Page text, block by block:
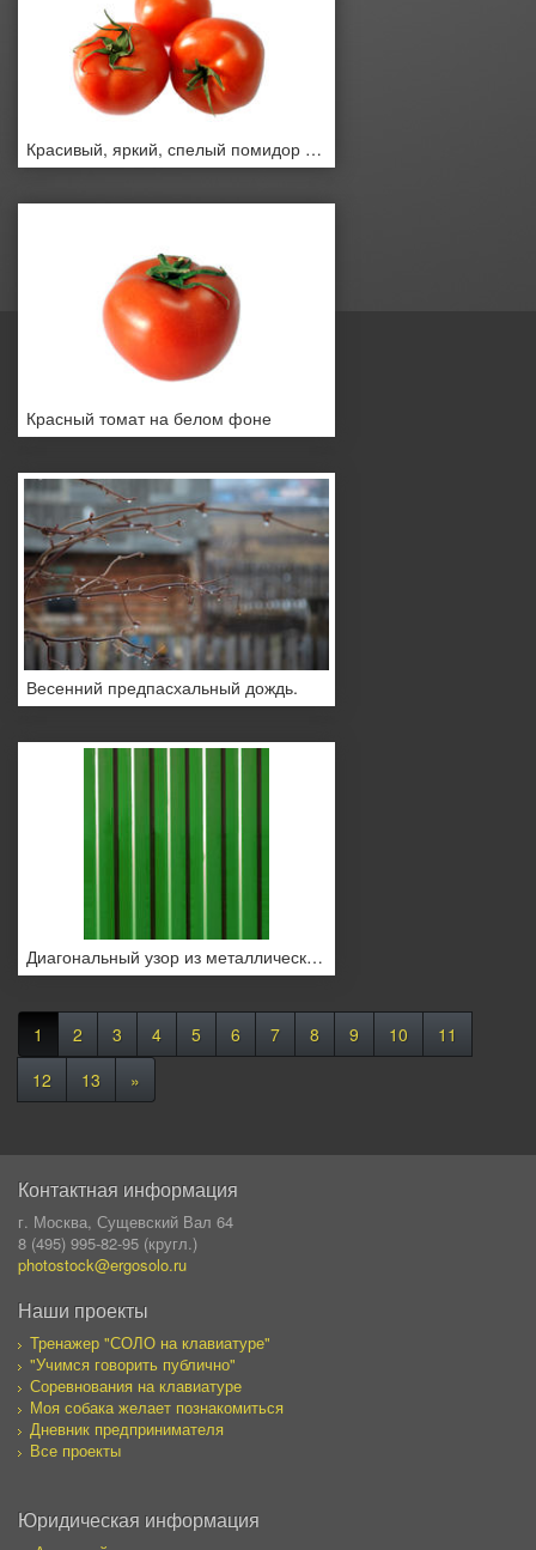
Красивый, яркий, спелый помидор на белом фоне.
Красный томат на белом фоне
Весенний предпасхальный дождь.
Диагональный узор из металлического профиля. Заборы из оцинкованного железа
1 2 3 4 5 6 7 8 9 10
11
12
13 »
Контактная информация
г. Москва, Сущевский Вал 64
8 (495) 995-82-95 (кругл.)
photostock@ergosolo.ru
Наши проекты
Тренажер "СОЛО на клавиатуре"
"Учимся говорить публично"
Соревнования на клавиатуре
Моя собака желает познакомиться
Дневник предпринимателя
Все проекты
Юридическая информация